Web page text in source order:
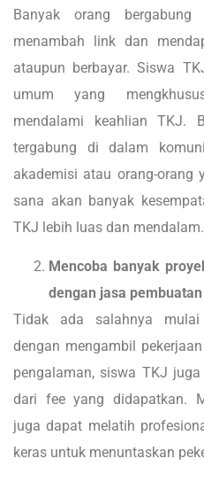
Banyak orang
menambah link dan
ataupun berbayar. Siswa
umum yang
mendalami keahlian TKJ.
tergabung di dalam
akademisi atau orang-orang
sana akan banyak
TKJ lebih luas dan mendalam.
Mencoba banyak
dengan jasa
Tidak ada salahnya
dengan mengambil
pengalaman, siswa TKJ
dari fee yang didapatkan.
juga dapat melatih
keras untuk menuntaskan